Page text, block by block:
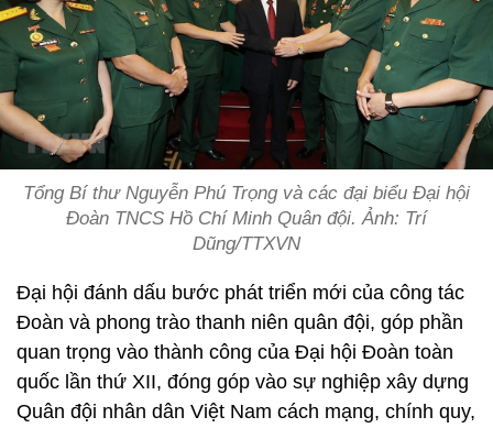
Tổng Bí thư Nguyễn Phú Trọng và các đại biểu Đại hội
Đoàn TNCS Hồ Chí Minh Quân đội. Ảnh: Trí
Dũng/TTXVN
Đại hội đánh dấu bước phát triển mới của công tác
Đoàn và phong trào thanh niên quân đội, góp phần
quan trọng vào thành công của Đại hội Đoàn toàn
quốc lần thứ XII, đóng góp vào sự nghiệp xây dựng
Quân đội nhân dân Việt Nam cách mạng, chính quy,